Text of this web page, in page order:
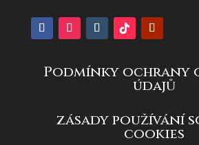
Podmínky ochrany
údajů
zásady používání
cookies